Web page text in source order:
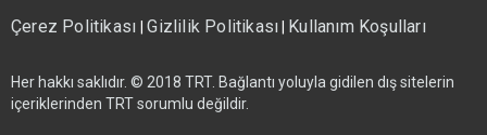
Çerez Politikası|Gizlilik Politikası| Kullanım Koşulları
Her hakkı saklıdır. © 2018 TRT. Bağlantı yoluyla gidilen dış sitelerin
içeriklerinden TRT sorumlu değildir.